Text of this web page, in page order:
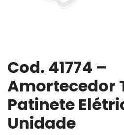
Cod. 41774 –
Amortecedor
Patinete
Unidade